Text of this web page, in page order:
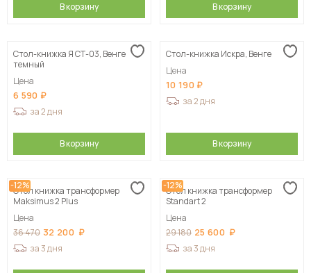
В корзину В корзину
Стол-книжка Я СТ-03, Венге
темный
Цена
6 590
за 2 дня
В корзину
Стол-книжка Искра, Венге
Цена
10 190
за 2 дня
В корзину
-12%
Стол книжка трансформер
Maksimus 2 Plus
Цена
36 470 32 200
за 3 дня
-12%
Стол книжка трансформер
Standart 2
Цена
29 180 25 600
за 3 дня